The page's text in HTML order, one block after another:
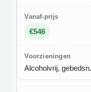
€546
Alcoholvrij,